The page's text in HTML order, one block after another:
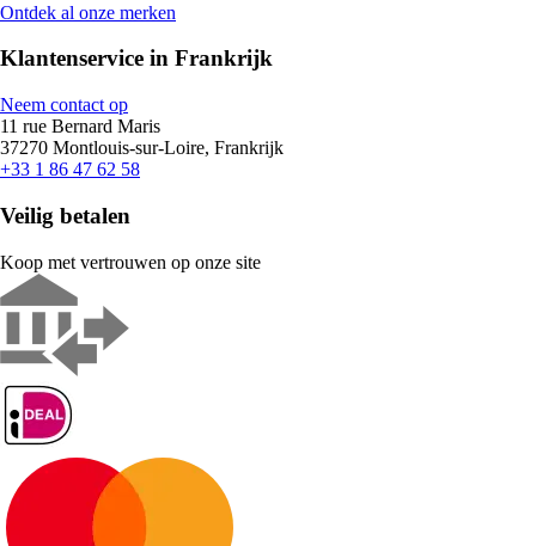
Ontdek al onze merken
Klantenservice in Frankrijk
Neem contact op
11 rue Bernard Maris
37270 Montlouis-sur-Loire, Frankrijk
+33 1 86 47 62 58
Veilig betalen
Koop met vertrouwen op onze site